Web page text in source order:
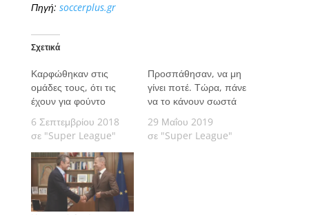
Πηγή: soccerplus.gr
Σχετικά
Καρφώθηκαν στις
ομάδες τους, ότι τις
έχουν για φούντο
6 Σεπτεμβρίου 2018
σε "Super League"
Προσπάθησαν, να μη
γίνει ποτέ. Τώρα, πάνε
να το κάνουν σωστά
29 Μαΐου 2019
σε "Super League"